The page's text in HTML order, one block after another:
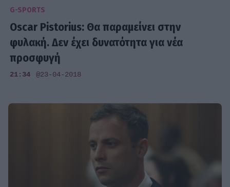
G-SPORTS
Oscar Pistorius: Θα παραμείνει στην
φυλακή. Δεν έχει δυνατότητα για νέα
προσφυγή
21:34 @23-04-2018